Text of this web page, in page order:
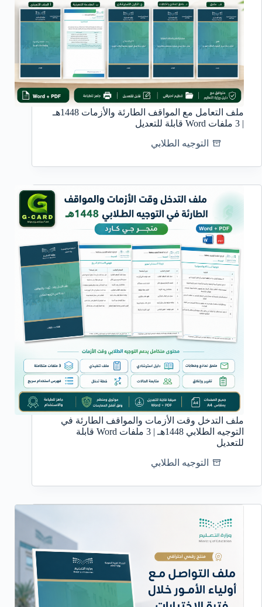
ملف التعامل مع المواقف الطارئة والأزمات 1448هـ
| 3 ملفات Word قابلة للتعديل
التوجيه الطلابي
ملف التدخل وقت الأزمات والمواقف الطارئة في
التوجيه الطلابي 1448هـ | 3 ملفات Word قابلة
للتعديل
التوجيه الطلابي